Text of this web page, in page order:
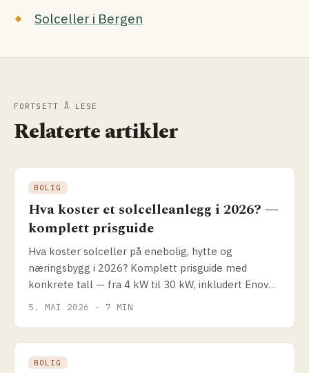
Solceller i Bergen
FORTSETT Å LESE
Relaterte artikler
BOLIG
Hva koster et solcelleanlegg i 2026? —
komplett prisguide
Hva koster solceller på enebolig, hytte og
næringsbygg i 2026? Komplett prisguide med
konkrete tall — fra 4 kW til 30 kW, inkludert Enova-
støtte og hvordan du sammenligner tilbud.
5. MAI 2026 · 7 MIN
BOLIG